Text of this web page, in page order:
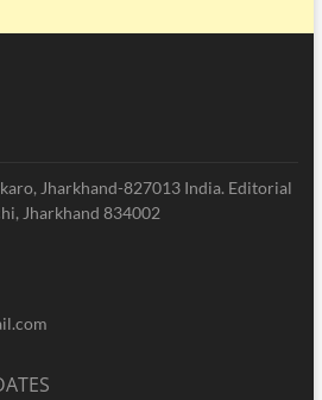
Jharkhand-827013 India. Editorial
Jharkhand 834002